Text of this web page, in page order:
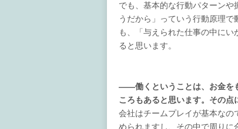
でも、基本的な行動パターン
うだから」っていう行動原理
も、「与えられた仕事の中に
ると思います。
――働くということは、お金を
ころもあると思います。その点
会社はチームプレイが基本な
められますし、その中で周りに